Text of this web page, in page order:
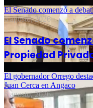
El Senado comenzó a
6 agosto, 2026
El Senado
Propiedad
El gobernador Orrego
Juan Cerca en Angaco
6 agosto, 2026